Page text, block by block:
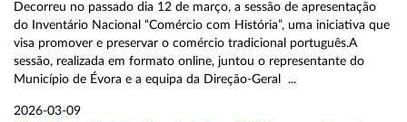
Decorreu no passado dia 12 de março, a sessão de apresentação
do Inventário Nacional “Comércio com História”, uma iniciativa que
visa promover e preservar o comércio tradicional português.A
sessão, realizada em formato online, juntou o representante do
Município de Évora e a equipa da Direção-Geral ...
2026-03-09